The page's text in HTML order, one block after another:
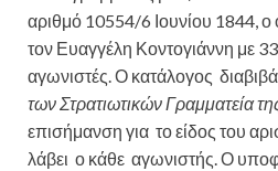
αριθμό 10554/6 Ιουνίου 1844,
τον Ευαγγέλη Κοντογιάννη με
αγωνιστές. Ο κατάλογος
των Στρατιωτικών Γραμματεία
επισήμανση για το είδος του
λάβει ο κάθε αγωνιστής. Ο